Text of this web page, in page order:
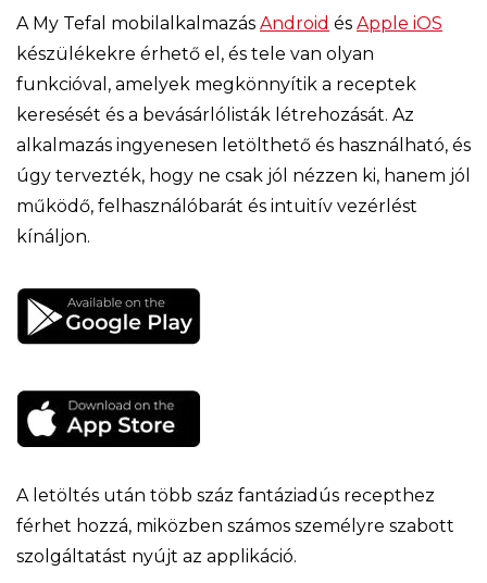
A My Tefal mobilalkalmazás Android és Apple iOS
készülékekre érhető el, és tele van olyan
funkcióval, amelyek megkönnyítik a receptek
keresését és a bevásárlólisták létrehozását. Az
alkalmazás ingyenesen letölthető és használható, és
úgy tervezték, hogy ne csak jól nézzen ki, hanem jól
működő, felhasználóbarát és intuitív vezérlést
kínáljon.
A letöltés után több száz fantáziadús recepthez
férhet hozzá, miközben számos személyre szabott
szolgáltatást nyújt az applikáció.